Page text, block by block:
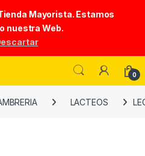
Mayorista. Estamos
nuestra Web.
0
LACTEOS